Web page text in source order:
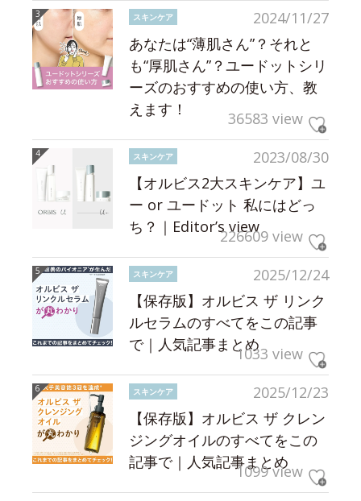
2024/11/27
スキンケア
あなたは“薄肌さん”？それと
も“厚肌さん”？ユードットシリ
ーズのおすすめの使い方、教
えます！
36583 view
2023/08/30
スキンケア
【オルビス2大スキンケア】ユ
ー or ユードット 私にはどっ
ち？｜Editor’s view226609 view
2025/12/24
スキンケア
【保存版】オルビス ザ リンク
ルセラムのすべてをこの記事
で｜人気記事まとめ1033 view
2025/12/23
スキンケア
【保存版】オルビス ザ クレン
ジングオイルのすべてをこの
記事で｜人気記事まとめ
1099 view